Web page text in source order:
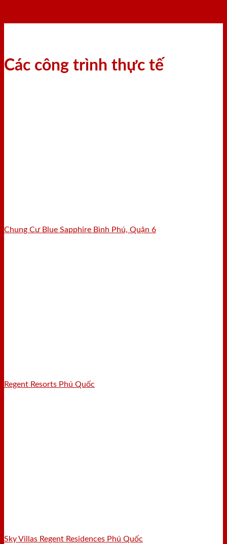
Các công trình thực tế
Chung Cư Blue Sapphire Bình Phú, Quận 6
Regent Resorts Phú Quốc
Sky Villas Regent Residences Phú Quốc